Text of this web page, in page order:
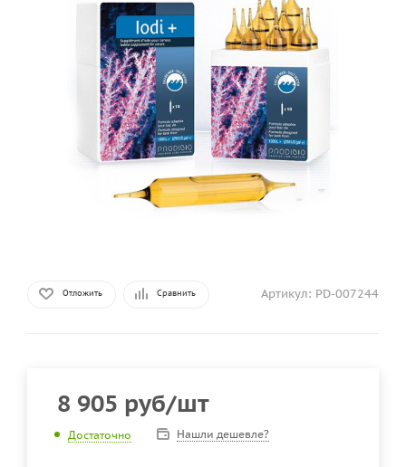
Отложить Сравнить Артикул: PD-007244
8 905 руб/шт
Достаточно Нашли дешевле?